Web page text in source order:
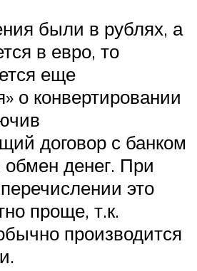
были в рублях, а
в евро, то
еще
о конвертировании
договор с банком
денег. При
это
проще, т.к.
производится